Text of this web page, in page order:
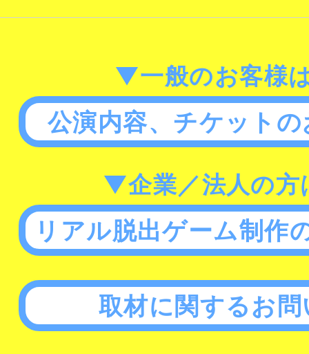
▼一般のお客様
公演内容、チケット
▼企業／法人の方
リアル脱出ゲーム制作
取材に関するお